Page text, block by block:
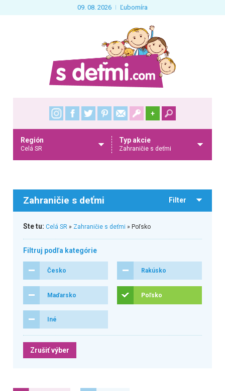
09. 08. 2026 Ľubomíra
+
Región
Celá SR
Typ akcie
Zahraničie s deťmi
Zahraničie s deťmi Filter
Ste tu: Celá SR» Zahraničie s deťmi » Poľsko
Filtruj podľa kategórie
Česko Rakúsko
Maďarsko Poľsko
Iné
Zrušiť výber